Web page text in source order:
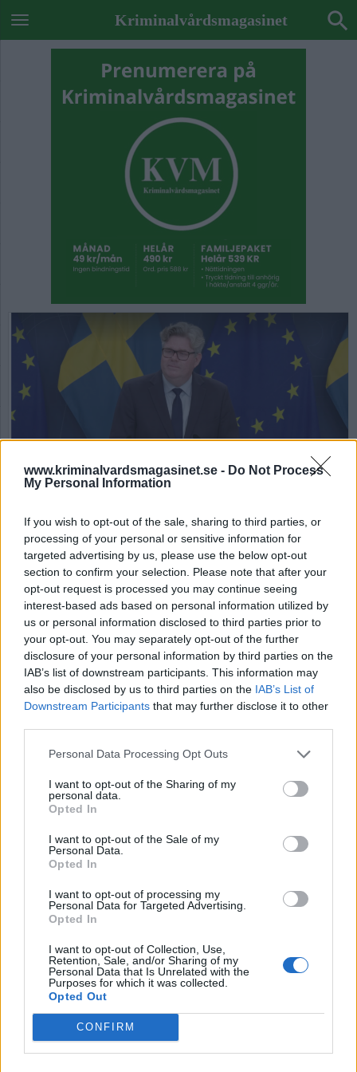
www.kriminalvardsmagasinet.se - Do Not Process
My Personal Information
If you wish to opt-out of the sale, sharing to third parties, or
processing of your personal or sensitive information for
targeted advertising by us, please use the below opt-out
section to confirm your selection. Please note that after your
opt-out request is processed you may continue seeing
interest-based ads based on personal information utilized by
us or personal information disclosed to third parties prior to
your opt-out. You may separately opt-out of the further
disclosure of your personal information by third parties on the
IAB’s list of downstream participants. This information may
also be disclosed by us to third parties on the IAB’s List of
Downstream Participants that may further disclose it to other
Personal Data Processing Opt Outs
I want to opt-out of the Sharing of my
personal data.
Opted In
I want to opt-out of the Sale of my
Personal Data.
Opted In
I want to opt-out of processing my
Personal Data for Targeted Advertising.
Opted In
I want to opt-out of Collection, Use,
Retention, Sale, and/or Sharing of my
Personal Data that Is Unrelated with the
Purposes for which it was collected.
Opted Out
CONFIRM
Kriminalvårdsmagasinet
Justitieminister Gunnar Strömmer. Foto: Skärdump från presskonferens
Regeringen ändrar sig –
ska inte låsa in 13-
åringar
Av Nina Silventoinen 2026-06-11
Under torsdagen höll justitieministern en
pressträff där han berättade att regeringen
återtar sitt förslag om att sänka
straffbarhetsåldern till 13 år.
Börja prenumerera för att läsa detta innehåll.
Username or E-mail
Password
Remember Me
Forgot Password
Stöd Kriminalvårdsmagasinets bevakning av Kriminalvården